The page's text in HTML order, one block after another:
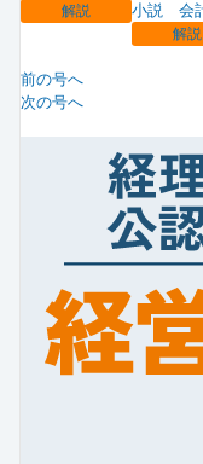
解説 小説 会
解説
前の号へ
次の号へ